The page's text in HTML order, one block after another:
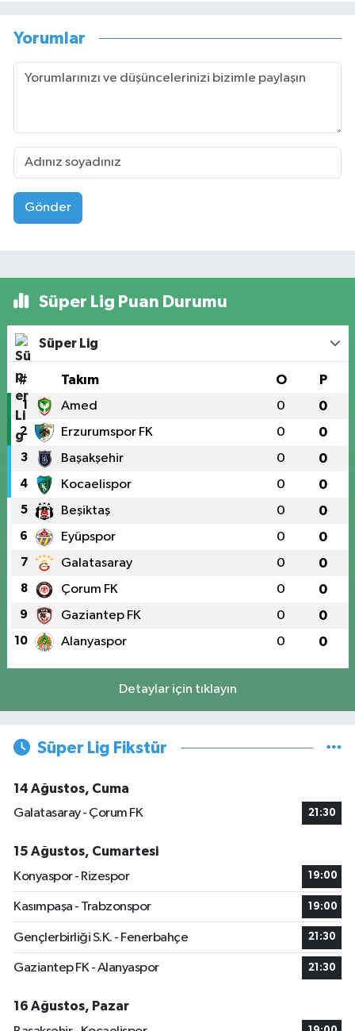
Yorumlar
Gönder
Süper Lig Puan Durumu
Süper Lig
# Takım O P
1 Amed 0 0
2 Erzurumspor FK 0 0
3 Başakşehir 0 0
4 Kocaelispor 0 0
5 Beşiktaş 0 0
6 Eyüpspor 0 0
7 Galatasaray 0 0
8 Çorum FK 0 0
9 Gaziantep FK 0 0
10 Alanyaspor 0 0
Detaylar için tıklayın
Süper Lig Fikstür
14 Ağustos, Cuma
Galatasaray - Çorum FK
21:30
15 Ağustos, Cumartesi
Konyaspor - Rizespor
19:00
Kasımpaşa - Trabzonspor 19:00
Gençlerbirliği S.K. - Fenerbahçe 21:30
Gaziantep FK - Alanyaspor 21:30
16 Ağustos, Pazar